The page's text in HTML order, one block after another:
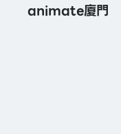
animate廈門